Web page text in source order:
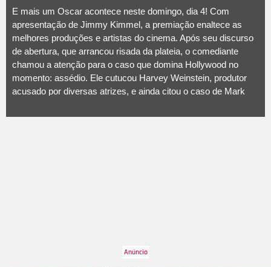
E mais um Oscar acontece neste domingo, dia 4! Com
apresentação de Jimmy Kimmel, a premiação enaltece as
melhores produções e artistas do cinema. Após seu discurso
de abertura, que arrancou risada da plateia, o comediante
chamou a atenção para o caso que domina Hollywood no
momento: assédio. Ele cutucou Harvey Weinstein, produtor
acusado por diversas atrizes, e ainda citou o caso de Mark
diferentes ao atuarem em Todo o Dinheiro do Mundo.